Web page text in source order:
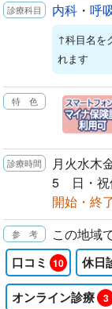
内科 ・ 呼
↑科目名を
れます
月火水木
5 日・祝
開始・終
この地域
口コミ 10 休日
オンライン診療 3